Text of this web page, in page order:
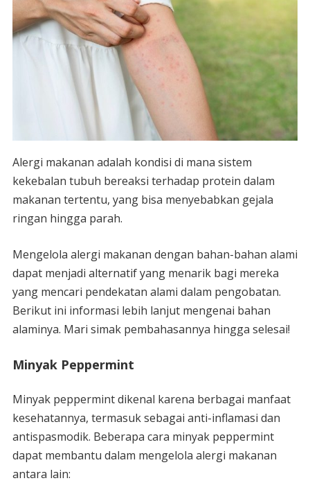
Alergi makanan adalah kondisi di mana sistem
kekebalan tubuh bereaksi terhadap protein dalam
makanan tertentu, yang bisa menyebabkan gejala
ringan hingga parah.
Mengelola alergi makanan dengan bahan-bahan alami
dapat menjadi alternatif yang menarik bagi mereka
yang mencari pendekatan alami dalam pengobatan.
Berikut ini informasi lebih lanjut mengenai bahan
alaminya. Mari simak pembahasannya hingga selesai!
Minyak Peppermint
Minyak peppermint dikenal karena berbagai manfaat
kesehatannya, termasuk sebagai anti-inflamasi dan
antispasmodik. Beberapa cara minyak peppermint
dapat membantu dalam mengelola alergi makanan
antara lain: